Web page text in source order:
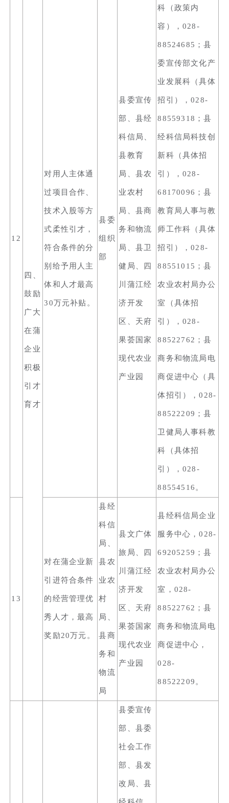
12
四、
鼓励
广大
在蒲
企业
积极
引才
育才
对用人主体通
过项目合作、
技术入股等方
式柔性引才，
符合条件的分
别给予用人主
体和人才最高
30万元补贴。
县委
组织
部
县委宣传
部、县经
科信局、
县教育
局、县农
业农村
局、县商
务和物流
局、县卫
健局、四
川蒲江经
济开发
区、天府
果荟国家
现代农业
产业园
科（政策内
容），028-
88524685；县
委宣传部文化产
业发展科（具体
招引），028-
88559318；县
经科信局科技创
新科（具体招
引），028-
68170096；县
教育局人事与教
师工作科（具体
招引），028-
88551015；县
农业农村局办公
室（具体招
引），028-
88522762；县
商务和物流局电
商促进中心（具
体招引），028-
88522209；县
卫健局人事科教
科（具体招
引），028-
88554516。
13
对在蒲企业新
引进符合条件
的经营管理优
秀人才，最高
奖励20万元。
县经
科信
局、
县农
业农
村
局、
县商
务和
物流
局
县文广体
旅局、四
川蒲江经
济开发
区、天府
果荟国家
现代农业
产业园
县经科信局企业
服务中心，028-
69205259；县
农业农村局办公
室，028-
88522762；县
商务和物流局电
商促进中心，
028-
88522209。
县委宣传
部、县委
社会工作
部、县发
改局、县